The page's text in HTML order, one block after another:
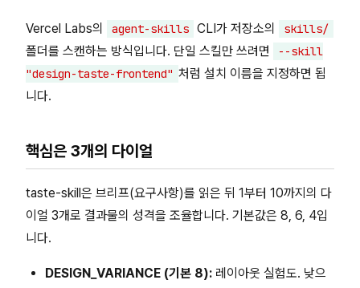
Vercel Labs의 agent-skills CLI가 저장소의 skills/
폴더를 스캔하는 방식입니다. 단일 스킬만 쓰려면
--skill
"design-taste-frontend" 처럼 설치 이름을 지정하면 됩
니다.
핵심은 3개의 다이얼
taste-skill은 브리프(요구사항)를 읽은 뒤 1부터 10까지의 다
이얼 3개로 결과물의 성격을 조율합니다. 기본값은 8, 6, 4입
니다.
DESIGN_VARIANCE (기본 8): 레이아웃 실험도. 낮으